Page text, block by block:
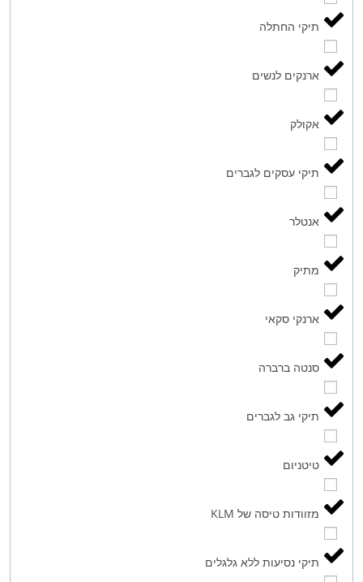
תיקי החתלה
ארנקים לנשים
אקולק
תיקי עסקים לגברים
אנטלר
מתיק
ארנקי סקאי
סנטה ברברה
תיקי גב לגברים
טיטניום
מזוודות טיסה של KLM
תיקי נסיעות ללא גלגלים